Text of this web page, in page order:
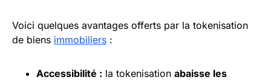
Voici quelques avantages offerts par la tokenisation
de biens immobiliers :
Accessibilité : la tokenisation abaisse les